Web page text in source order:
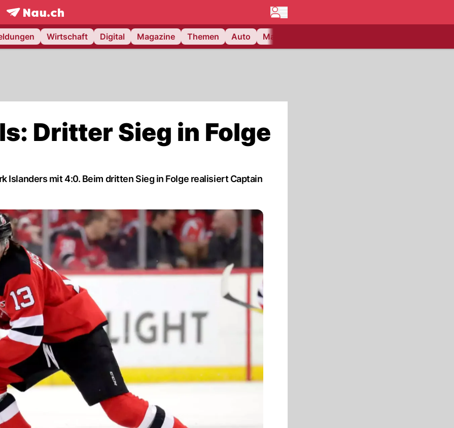
frontpage.NAU.ch
Wirtschaft Digital Magazine Themen Auto Matchcenter
Dritter Sieg in Folge
Islanders mit 4:0. Beim dritten Sieg in Folge realisiert Captain